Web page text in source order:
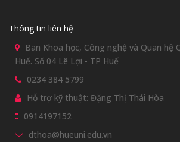
Thông tin liên hệ
Ban Khoa học, Công nghệ và Quan hệ
Huế. Số 04 Lê Lợi - TP Huế
0234 384 5799
Hỗ trợ kỹ thuật: Đặng Thị Thái Hòa
0914197152
dthoa@hueuni.edu.vn